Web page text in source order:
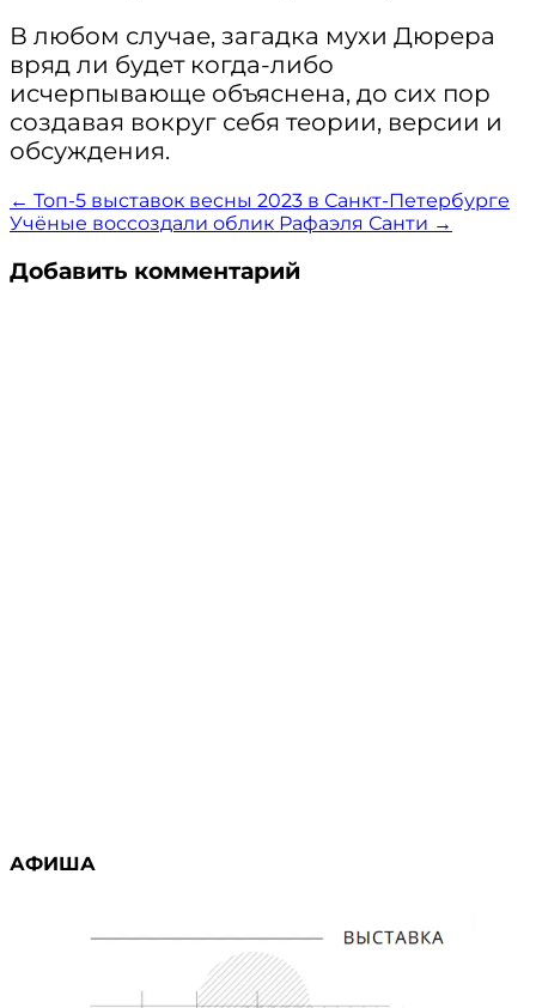
В любом случае, загадка мухи Дюрера
вряд ли будет когда-либо
исчерпывающе объяснена, до сих пор
создавая вокруг себя теории, версии и
обсуждения.
Навигация
по
записям
← Топ-5 выставок весны 2023 в Санкт-Петербурге
Учёные воссоздали облик Рафаэля Санти →
Добавить комментарий
АФИША